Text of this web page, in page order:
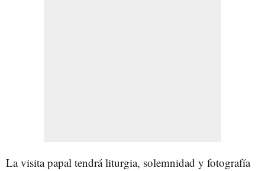
La visita papal tendrá liturgia, solemnidad y fotografía